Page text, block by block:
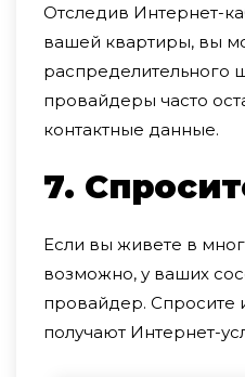
Отследив Интернет-
вашей квартиры, вы
распределительного
провайдеры часто
контактные данные.
7.
Если вы живете в
возможно, у ваших
провайдер. Спросите
получают Интернет-